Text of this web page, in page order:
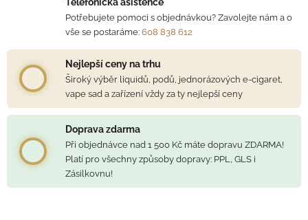
Potřebujete pomoci s objednávkou? Zavolejte nám a o
vše se postaráme: 608 838 612
Nejlepší ceny na trhu
Široký výběr liquidů, podů, jednorázových e-cigaret,
vape sad a zařízení vždy za ty nejlepší ceny
Doprava zdarma
Při objednávce nad 1 500 Kč máte dopravu ZDARMA!
Platí pro všechny způsoby dopravy: PPL, GLS i
Zásilkovnu!